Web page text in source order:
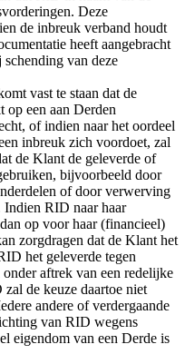
Deze
de inbreuk verband houdt
heeft aangebracht
schending van deze
vast te staan dat de
een aan Derden
of indien naar het oordeel
inbreuk zich voordoet, zal
de Klant de geleverde of
bijvoorbeeld door
of door verwerving
RID naar haar
op voor haar (financieel)
zorgdragen dat de Klant het
het geleverde tegen
aftrek van een redelijke
de keuze daartoe niet
andere of verdergaande
van RID wegens
eigendom van een Derde is